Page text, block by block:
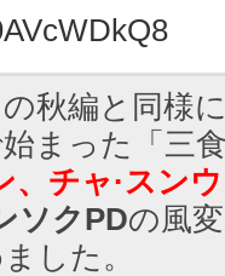
の秋編と同様
まった「三
、チャ·スン
ソクPDの風
した。